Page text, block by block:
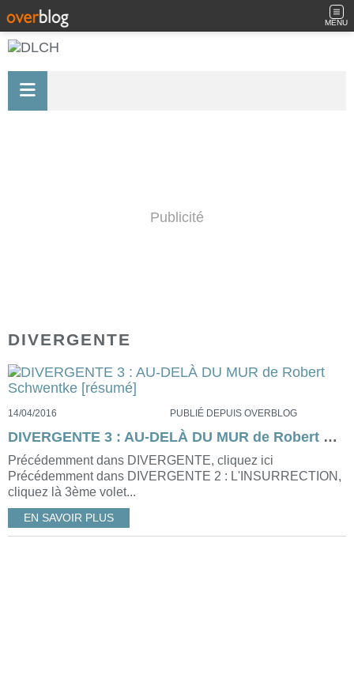
MENU
Publicité
DIVERGENTE
14/04/2016 PUBLIÉ DEPUIS OVERBLOG
DIVERGENTE 3 : AU-DELÀ DU MUR de Robert Schwentke [résumé]
Précédemment dans DIVERGENTE, cliquez ici
Précédemment dans DIVERGENTE 2 : L'INSURRECTION,
cliquez là 3ème volet...
EN SAVOIR PLUS